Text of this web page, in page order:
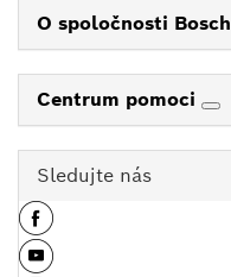
O spoločnosti Bosch
Centrum pomoci
Sledujte nás